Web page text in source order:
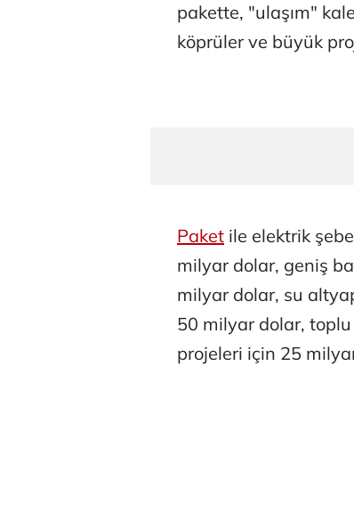
pakette, "ulaşım"
köprüler ve büyük
Paket ile elektrik
milyar dolar, geniş
milyar dolar, su
50 milyar dolar,
projeleri için 25